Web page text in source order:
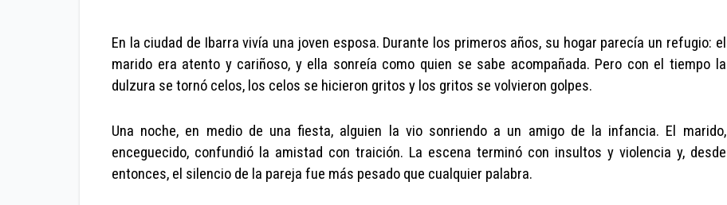
En la ciudad de Ibarra vivía una joven esposa. Durante los primeros años, su hogar parecía un refugio: el
marido era atento y cariñoso, y ella sonreía como quien se sabe acompañada. Pero con el tiempo la
dulzura se tornó celos, los celos se hicieron gritos y los gritos se volvieron golpes.
Una noche, en medio de una fiesta, alguien la vio sonriendo a un amigo de la infancia. El marido,
enceguecido, confundió la amistad con traición. La escena terminó con insultos y violencia y, desde
entonces, el silencio de la pareja fue más pesado que cualquier palabra.